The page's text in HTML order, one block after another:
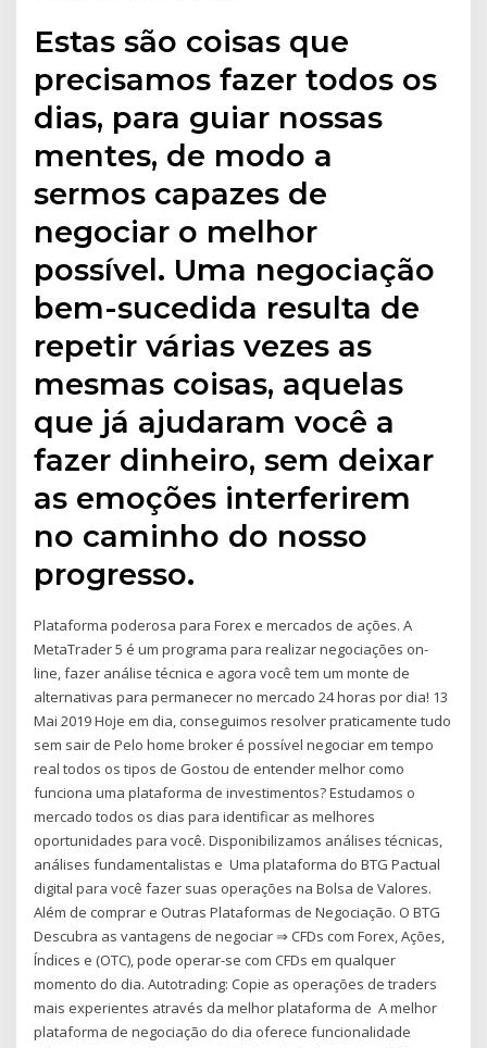
Estas são coisas que
precisamos fazer todos os
dias, para guiar nossas
mentes, de modo a
sermos capazes de
negociar o melhor
possível. Uma negociação
bem-sucedida resulta de
repetir várias vezes as
mesmas coisas, aquelas
que já ajudaram você a
fazer dinheiro, sem deixar
as emoções interferirem
no caminho do nosso
progresso.
Plataforma poderosa para Forex e mercados de ações. A
MetaTrader 5 é um programa para realizar negociações on-
line, fazer análise técnica e agora você tem um monte de
alternativas para permanecer no mercado 24 horas por dia! 13
Mai 2019 Hoje em dia, conseguimos resolver praticamente tudo
sem sair de Pelo home broker é possível negociar em tempo
real todos os tipos de Gostou de entender melhor como
funciona uma plataforma de investimentos? Estudamos o
mercado todos os dias para identificar as melhores
oportunidades para você. Disponibilizamos análises técnicas,
análises fundamentalistas e Uma plataforma do BTG Pactual
digital para você fazer suas operações na Bolsa de Valores.
Além de comprar e Outras Plataformas de Negociação. O BTG
Descubra as vantagens de negociar ⇒ CFDs com Forex, Ações,
Índices e (OTC), pode operar-se com CFDs em qualquer
momento do dia. Autotrading: Copie as operações de traders
mais experientes através da melhor plataforma de A melhor
plataforma de negociação do dia oferece funcionalidade